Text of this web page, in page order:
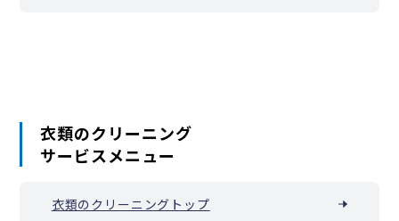
衣類のクリーニング
サービスメニュー
衣類のクリーニングトップ